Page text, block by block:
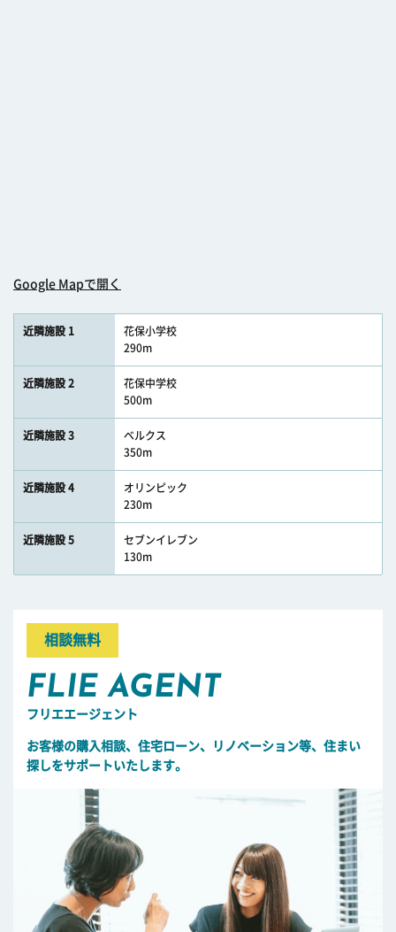
Google Mapで開く
近隣施設 1
花保小学校
290m
近隣施設 2
花保中学校
500m
近隣施設 3
ベルクス
350m
近隣施設 4
オリンピック
230m
近隣施設 5
セブンイレブン
130m
相談無料
FLIE AGENT
フリエエージェント
お客様の購入相談、住宅ローン、リノベーション等、住まい
探しをサポートいたします。